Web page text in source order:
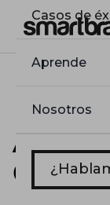
Casos de
Aprende
Nosotros